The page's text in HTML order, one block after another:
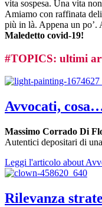
vita sospesa. Una vita
Amiamo con raffinata
più in là. Appena un po’.
Maledetto covid-19!
#TOPICS: ultimi
Avvocati,
Massimo Corrado Di
Autentici depositari di
Leggi l'articolo about
Rilevanza